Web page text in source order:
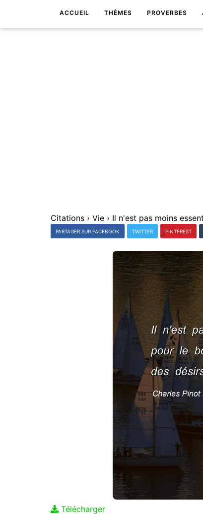
ACCUEIL THÈMES PROVERBES
Citations › Vie ›
PARTAGER SUR FACEBOOK TWITTER PINTEREST
Télécharger